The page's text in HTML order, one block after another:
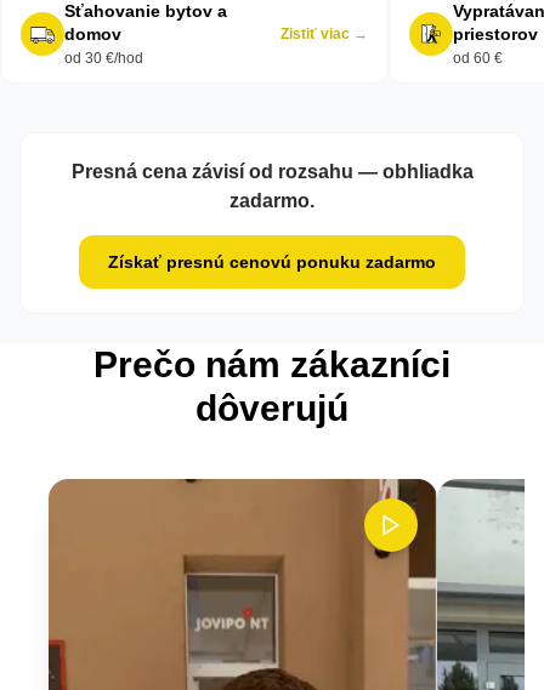
Sťahovanie bytov a
domov
od 30 €/hod
Zistiť viac →
priestorov
od 60 €
Presná cena závisí od rozsahu — obhliadka
zadarmo.
Získať presnú cenovú ponuku zadarmo
Prečo nám zákazníci
dôverujú